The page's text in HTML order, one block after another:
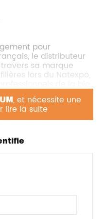
, et nécessite une
lire la suite
pour
le distributeur
sa marque
lors du Natexpo,
dès à présent